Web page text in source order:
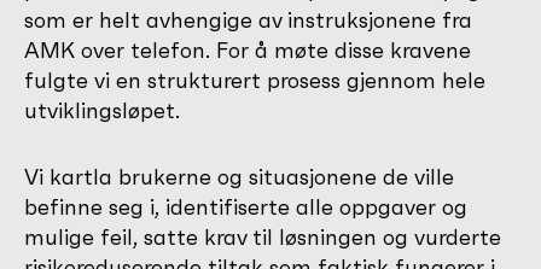
som er helt avhengige av instruksjonene fra
AMK over telefon. For å møte disse kravene
fulgte vi en strukturert prosess gjennom hele
utviklingsløpet.
Vi kartla brukerne og situasjonene de ville
befinne seg i, identifiserte alle oppgaver og
mulige feil, satte krav til løsningen og vurderte